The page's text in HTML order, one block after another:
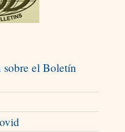
sobre el Boletín